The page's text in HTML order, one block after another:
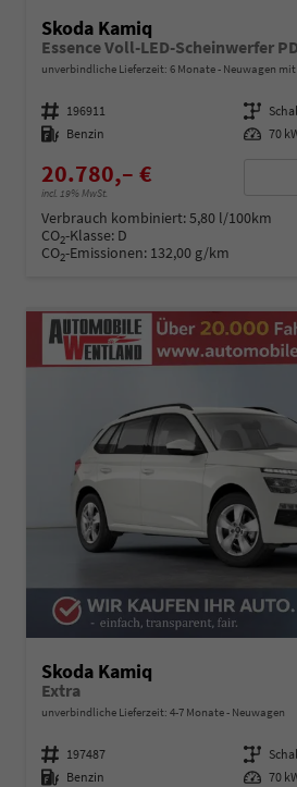
Skoda Kamiq
Essence Voll-LED-Scheinwerfer
unverbindliche Lieferzeit: 6 Monate Neuwagen
Fahrzeugnummer 196911 Getriebe
Kraftstoff Benzin Leistung 70
20.780,– €
incl. 19% MwSt.
Verbrauch kombiniert:5,80 l/100km
CO2-Klasse: D
CO2-Emissionen: 132,00 g/km
Skoda Kamiq
Extra
unverbindliche Lieferzeit: 4-7 Monate Neuwagen
Fahrzeugnummer 197487 Getriebe
Kraftstoff Benzin Leistung 70